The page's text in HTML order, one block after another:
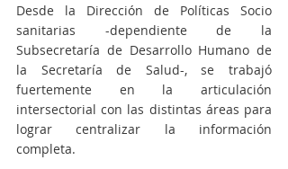
Desde la Dirección de Políticas Socio
sanitarias -dependiente de la
Subsecretaría de Desarrollo Humano de
la Secretaría de Salud-, se trabajó
fuertemente en la articulación
intersectorial con las distintas áreas para
lograr centralizar la información
completa.